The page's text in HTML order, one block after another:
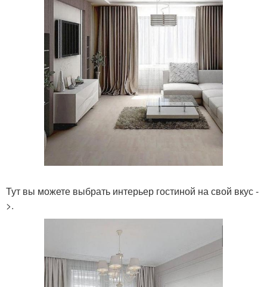
Тут вы можете выбрать интерьер гостиной на свой вкус -
>.